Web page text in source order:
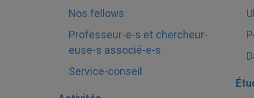
Nos fellows
Professeur-e-s et chercheur-
euse-s associé-e-s
Service-conseil